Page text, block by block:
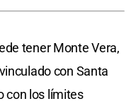
tener Monte Vera,
con Santa
con los límites